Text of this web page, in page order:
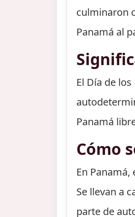
culminaron
Panamá al
El Día de
Panamá
Cómo
En
Se llevan a
parte de